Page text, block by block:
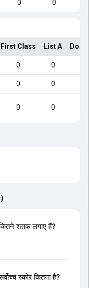
0 0
First Class List A
0 0
0 0
0 0
शतक लगाए हैं?
स्कोर कितना है?